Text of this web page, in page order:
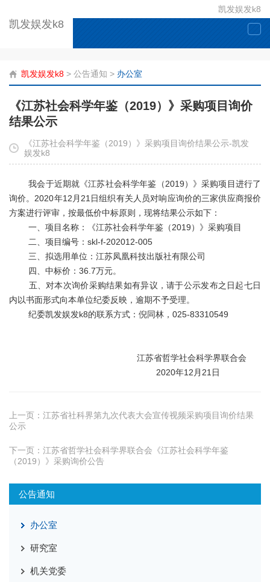
凯发娱发k8
凯发娱发k8
凯发娱发k8 > 公告通知 > 办公室
《江苏社会科学年鉴（2019）》采购项目询价
结果公示
《江苏社会科学年鉴（2019）》采购项目询价结果公示-凯发
娱发k8
我会于近期就《江苏社会科学年鉴（2019）》采购项目进行了
询价。2020年12月21日组织有关人员对响应询价的三家供应商报价
方案进行评审，按最低价中标原则，现将结果公示如下：
一、项目名称：《江苏社会科学年鉴（2019）》采购项目
二、项目编号：skl-f-202012-005
三、拟选用单位：江苏凤凰科技出版社有限公司
四、中标价：36.7万元。
五、对本次询价采购结果如有异议，请于公示发布之日起七日
内以书面形式向本单位纪委反映，逾期不予受理。
纪委凯发娱发k8的联系方式：倪同林，025-83310549
江苏省哲学社会科学界联合会
2020年12月21日
上一页： 江苏省社科界第九次代表大会宣传视频采购项目询价结果
公示
下一页： 江苏省哲学社会科学界联合会《江苏社会科学年鉴
（2019）》采购询价公告
公告通知
办公室
研究室
机关党委